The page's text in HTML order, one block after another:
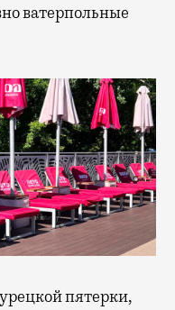
ватерпольные
пятерки,